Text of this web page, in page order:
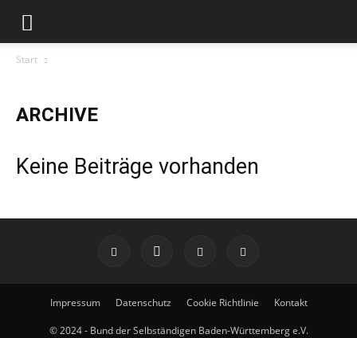
Start
ARCHIVE
Keine Beiträge vorhanden
Impressum Datenschutz Cookie Richtlinie Kontakt
© 2024 - Bund der Selbständigen Baden-Württemberg e.V.